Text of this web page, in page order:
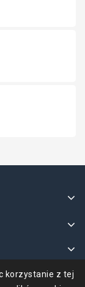
korzystanie z tej